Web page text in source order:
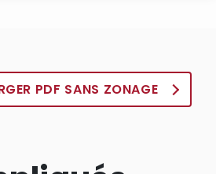
PDF SANS ZONAGE